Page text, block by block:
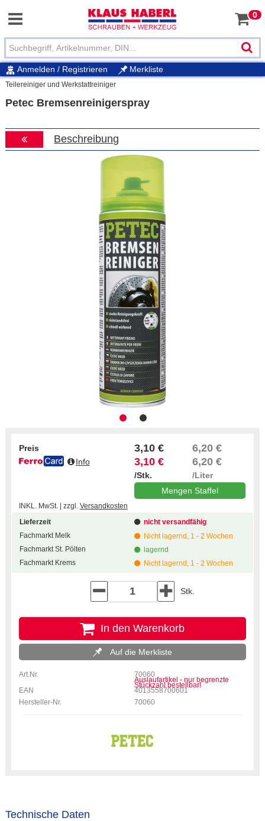
0
Anmelden / Registrieren Merkliste
Teilereiniger und Werkstattreiniger
Petec Bremsenreinigerspray
Beschreibung
Preis 3,10 € 6,20 €
Info 3,10 € 6,20 €
/Stk.
/Liter
Mengen Staffel
INKL. MwSt. | zzgl. Versandkosten
Lieferzeit
nicht versandfähig
Fachmarkt Melk
Nicht lagernd, 1 - 2 Wochen
Fachmarkt St. Pölten
lagernd
Fachmarkt Krems
Nicht lagernd, 1 - 2 Wochen
Stk.
In den Warenkorb
Auf die Merkliste
Art.Nr. 70060
Auslaufartikel - nur begrenzte
Stückzahl bestellbar!
EAN
4013558700601
Hersteller-Nr.
70060
Technische Daten